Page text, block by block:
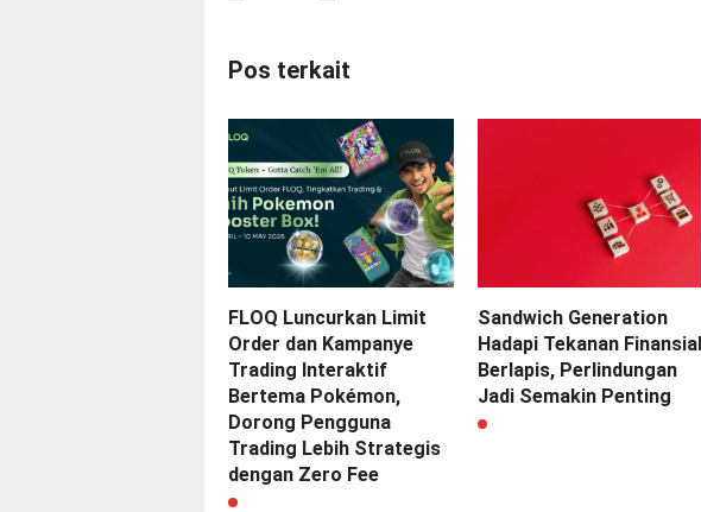
Pos terkait
FLOQ Luncurkan Limit
Order dan Kampanye
Trading Interaktif
Bertema Pokémon,
Dorong Pengguna
Trading Lebih Strategis
dengan Zero Fee
Sandwich Generation
Hadapi Tekanan Finansial
Berlapis, Perlindungan
Jadi Semakin Penting